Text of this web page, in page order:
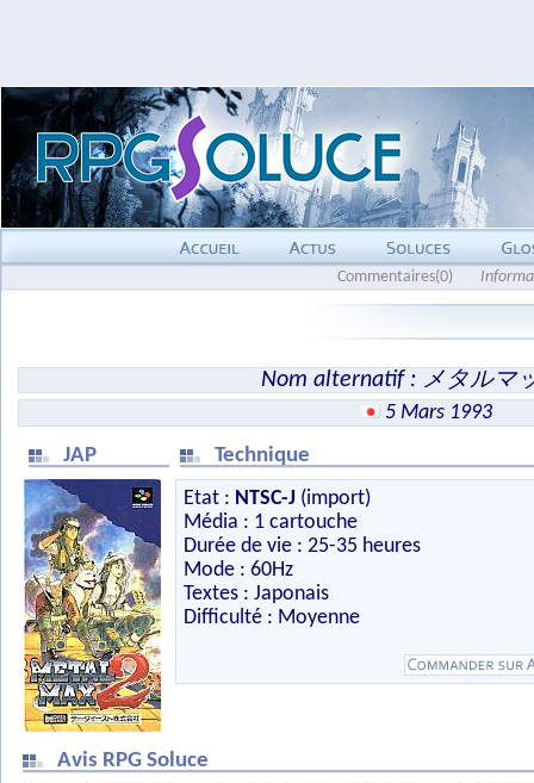
Commentaires(0)
Nom alternatif : メタルマ
5 Mars 1993
JAP
Technique
Etat : NTSC-J (import)
Média : 1 cartouche
Durée de vie : 25-35 heures
Mode : 60Hz
Textes : Japonais
Difficulté : Moyenne
Avis RPG Soluce